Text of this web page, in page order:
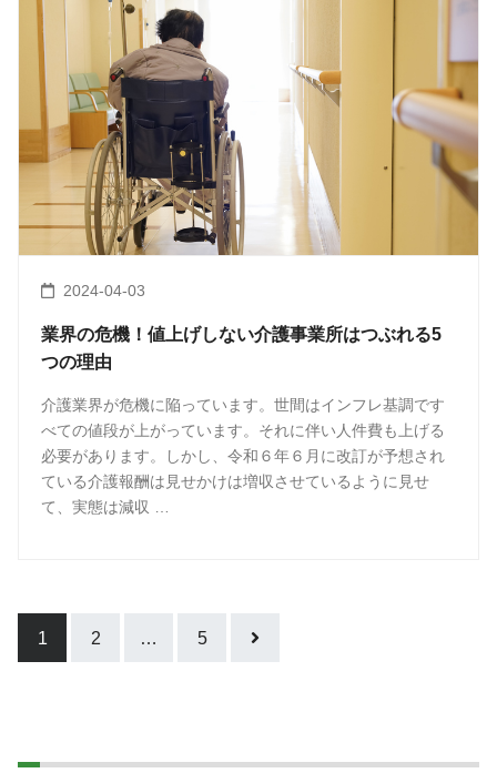
2024-04-03
業界の危機！値上げしない介護事業所はつぶれる5
つの理由
介護業界が危機に陥っています。世間はインフレ基調です
べての値段が上がっています。それに伴い人件費も上げる
必要があります。しかし、令和６年６月に改訂が予想され
ている介護報酬は見せかけは増収させているように見せ
て、実態は減収 …
1 2 … 5